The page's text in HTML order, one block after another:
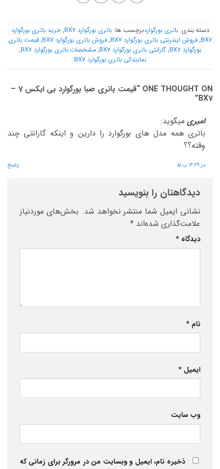
دسته بندی:باتری بورگواردبرچسب ها:باتری بورگوارد BX7 ,خرید باتری بورگوارد
BX7
,فروش اینترنتی باتری بورگوارد BX7 ,فروش باتری بورگوارد BX7 ,قیمت باتری
بورگوارد BX7
,گارانتی باتری بورگوارد BX7 ,مشخصات باتری بورگوارد BX7
,
نمایندکی باتری بورگوارد BX7
ONE THOUGHT ON “ قیمت باتری صبا بورگوارد بی ایکس 7 –
BX7
”
امیری میگوید:
باتری همه مدل های بورگوارد را دارین و اینکه گارانتی چند
وقته؟؟
در 3:29 ب.ظ پاسخ
دیدگاهتان را بنویسید
نشانی ایمیل شما منتشر نخواهد شد. بخش‌های موردنیاز
علامت‌گذاری شده‌اند *
دیدگاه *
نام *
ایمیل *
وب‌ سایت
ذخیره نام، ایمیل و وبسایت من در مرورگر برای زمانی که